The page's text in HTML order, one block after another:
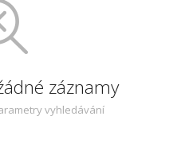
záznamy
vyhledávání